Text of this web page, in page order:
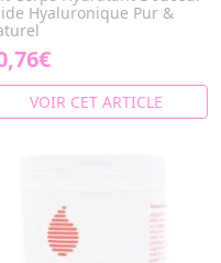
Hyaluronique Pur &
VOIR CET ARTICLE